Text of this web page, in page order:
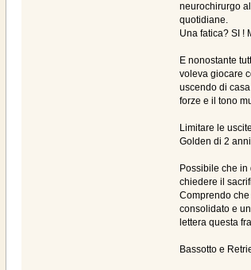
neurochirurgo
quotidiane.
Una fatica? SI !
E nonostante
voleva giocare
uscendo di
forze e il tono
Limitare le
Golden di 2
Possibile che
chiedere il
Comprendo
consolidato e
lettera questa
Bassotto e